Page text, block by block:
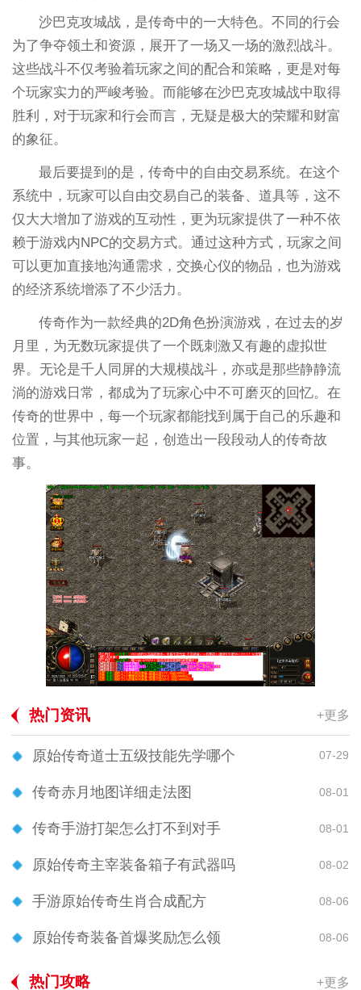
沙巴克攻城战，是传奇中的一大特色。不同的行会
为了争夺领土和资源，展开了一场又一场的激烈战斗。
这些战斗不仅考验着玩家之间的配合和策略，更是对每
个玩家实力的严峻考验。而能够在沙巴克攻城战中取得
胜利，对于玩家和行会而言，无疑是极大的荣耀和财富
的象征。
最后要提到的是，传奇中的自由交易系统。在这个
系统中，玩家可以自由交易自己的装备、道具等，这不
仅大大增加了游戏的互动性，更为玩家提供了一种不依
赖于游戏内NPC的交易方式。通过这种方式，玩家之间
可以更加直接地沟通需求，交换心仪的物品，也为游戏
的经济系统增添了不少活力。
传奇作为一款经典的2D角色扮演游戏，在过去的岁
月里，为无数玩家提供了一个既刺激又有趣的虚拟世
界。无论是千人同屏的大规模战斗，亦或是那些静静流
淌的游戏日常，都成为了玩家心中不可磨灭的回忆。在
传奇的世界中，每一个玩家都能找到属于自己的乐趣和
位置，与其他玩家一起，创造出一段段动人的传奇故
事。
热门资讯 +更多
原始传奇道士五级技能先学哪个 07-29
传奇赤月地图详细走法图 08-01
传奇手游打架怎么打不到对手 08-01
原始传奇主宰装备箱子有武器吗 08-02
手游原始传奇生肖合成配方 08-06
原始传奇装备首爆奖励怎么领 08-06
热门攻略 +更多